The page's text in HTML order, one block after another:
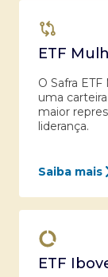
ETF
O Safra
uma
maior
liderança.
Saiba mais
ETF